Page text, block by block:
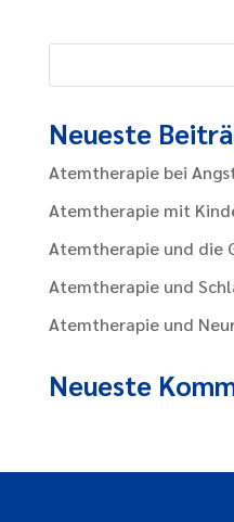
Neueste
Atemtherapie bei
Atemtherapie mit
Atemtherapie und die
Atemtherapie und
Atemtherapie und
Neueste